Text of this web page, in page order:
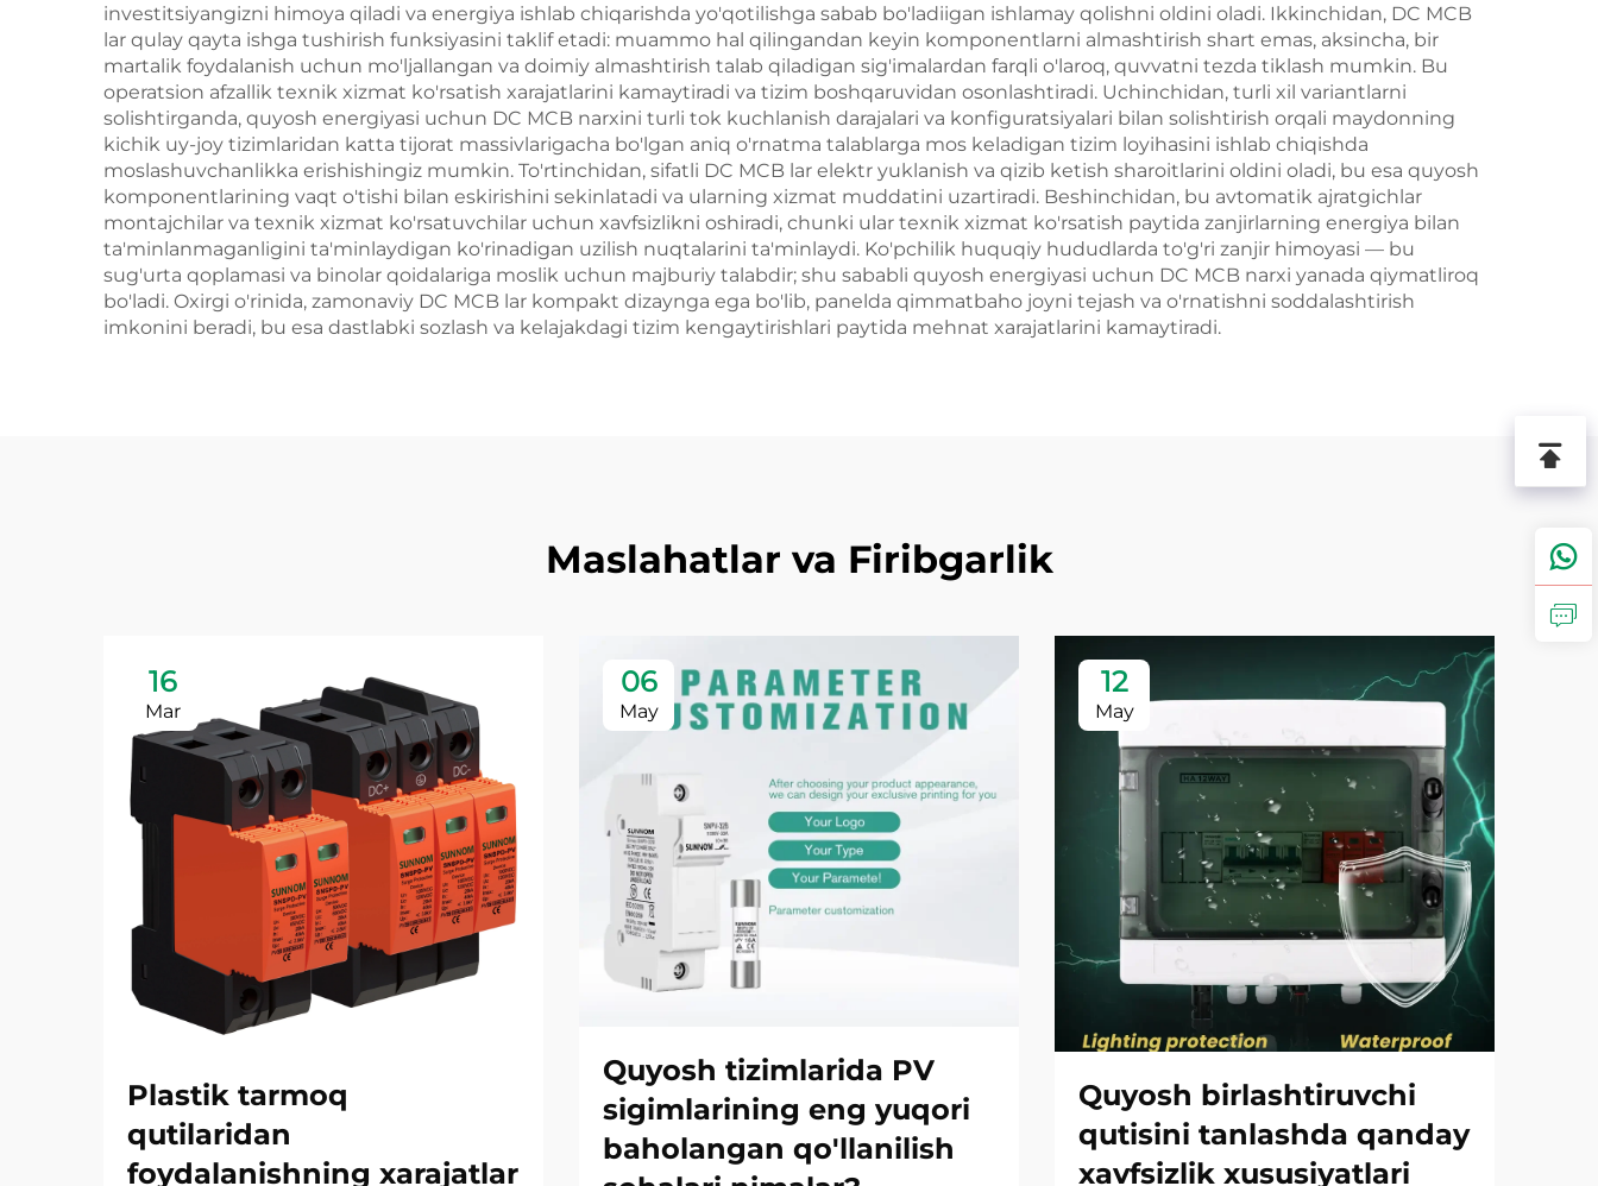
investitsiyangizni himoya qiladi va energiya ishlab chiqarishda yo'qotilishga sabab bo'ladiigan ishlamay qolishni oldini oladi. Ikkinchidan, DC MCB
lar qulay qayta ishga tushirish funksiyasini taklif etadi: muammo hal qilingandan keyin komponentlarni almashtirish shart emas, aksincha, bir
martalik foydalanish uchun mo'ljallangan va doimiy almashtirish talab qiladigan sig'imalardan farqli o'laroq, quvvatni tezda tiklash mumkin. Bu
operatsion afzallik texnik xizmat ko'rsatish xarajatlarini kamaytiradi va tizim boshqaruvidan osonlashtiradi. Uchinchidan, turli xil variantlarni
solishtirganda, quyosh energiyasi uchun DC MCB narxini turli tok kuchlanish darajalari va konfiguratsiyalari bilan solishtirish orqali maydonning
kichik uy-joy tizimlaridan katta tijorat massivlarigacha bo'lgan aniq o'rnatma talablarga mos keladigan tizim loyihasini ishlab chiqishda
moslashuvchanlikka erishishingiz mumkin. To'rtinchidan, sifatli DC MCB lar elektr yuklanish va qizib ketish sharoitlarini oldini oladi, bu esa quyosh
komponentlarining vaqt o'tishi bilan eskirishini sekinlatadi va ularning xizmat muddatini uzartiradi. Beshinchidan, bu avtomatik ajratgichlar
montajchilar va texnik xizmat ko'rsatuvchilar uchun xavfsizlikni oshiradi, chunki ular texnik xizmat ko'rsatish paytida zanjirlarning energiya bilan
ta'minlanmaganligini ta'minlaydigan ko'rinadigan uzilish nuqtalarini ta'minlaydi. Ko'pchilik huquqiy hududlarda to'g'ri zanjir himoyasi — bu
sug'urta qoplamasi va binolar qoidalariga moslik uchun majburiy talabdir; shu sababli quyosh energiyasi uchun DC MCB narxi yanada qiymatliroq
bo'ladi. Oxirgi o'rinida, zamonaviy DC MCB lar kompakt dizaynga ega bo'lib, panelda qimmatbaho joyni tejash va o'rnatishni soddalashtirish
imkonini beradi, bu esa dastlabki sozlash va kelajakdagi tizim kengaytirishlari paytida mehnat xarajatlarini kamaytiradi.
Maslahatlar va Firibgarlik
16
Mar
Plastik tarmoq
qutilaridan
foydalanishning xarajatlar
06
May
Quyosh tizimlarida PV
sigimlarining eng yuqori
baholangan qo'llanilish
12
May
Quyosh birlashtiruvchi
qutisini tanlashda qanday
xavfsizlik xususiyatlari